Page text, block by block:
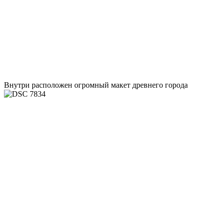
Внутри расположен огромный макет древнего города